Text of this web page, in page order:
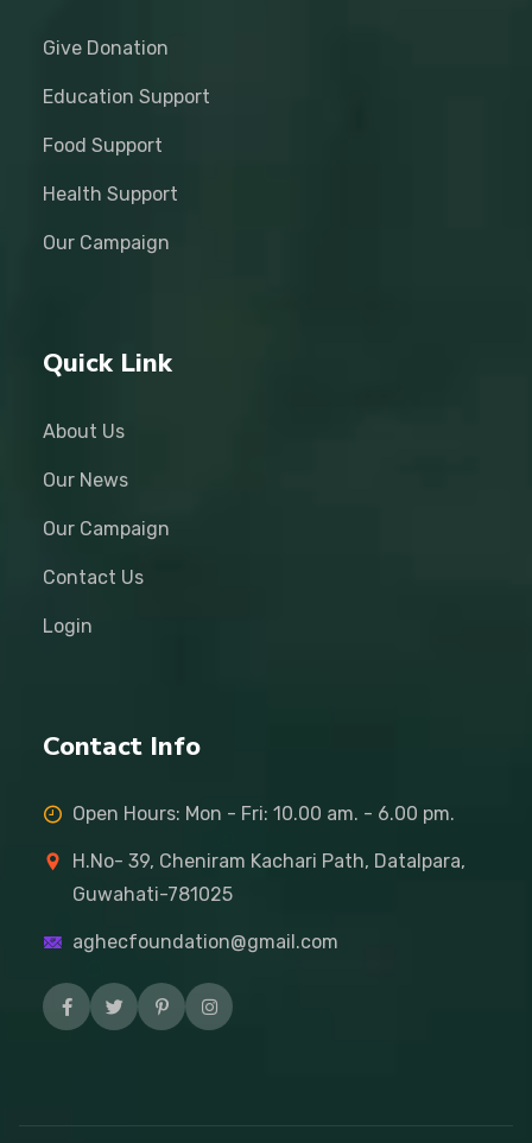
Give Donation
Education Support
Food Support
Health Support
Our Campaign
Quick Link
About Us
Our News
Our Campaign
Contact Us
Login
Contact Info
Open Hours: Mon - Fri: 10.00 am. - 6.00 pm.
H.No- 39, Cheniram Kachari Path, Datalpara,
Guwahati-781025
aghecfoundation@gmail.com